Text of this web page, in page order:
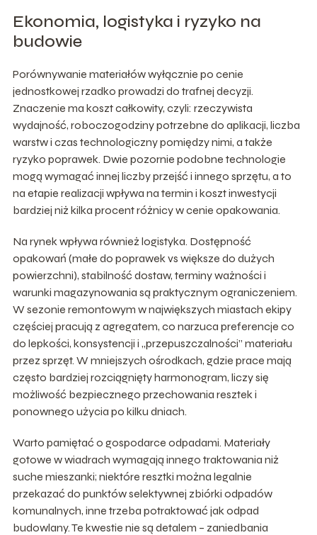
Ekonomia, logistyka i ryzyko na
budowie
Porównywanie materiałów wyłącznie po cenie
jednostkowej rzadko prowadzi do trafnej decyzji.
Znaczenie ma koszt całkowity, czyli: rzeczywista
wydajność, roboczogodziny potrzebne do aplikacji, liczba
warstw i czas technologiczny pomiędzy nimi, a także
ryzyko poprawek. Dwie pozornie podobne technologie
mogą wymagać innej liczby przejść i innego sprzętu, a to
na etapie realizacji wpływa na termin i koszt inwestycji
bardziej niż kilka procent różnicy w cenie opakowania.
Na rynek wpływa również logistyka. Dostępność
opakowań (małe do poprawek vs większe do dużych
powierzchni), stabilność dostaw, terminy ważności i
warunki magazynowania są praktycznym ograniczeniem.
W sezonie remontowym w największych miastach ekipy
częściej pracują z agregatem, co narzuca preferencje co
do lepkości, konsystencji i „przepuszczalności” materiału
przez sprzęt. W mniejszych ośrodkach, gdzie prace mają
często bardziej rozciągnięty harmonogram, liczy się
możliwość bezpiecznego przechowania resztek i
ponownego użycia po kilku dniach.
Warto pamiętać o gospodarce odpadami. Materiały
gotowe w wiadrach wymagają innego traktowania niż
suche mieszanki; niektóre resztki można legalnie
przekazać do punktów selektywnej zbiórki odpadów
komunalnych, inne trzeba potraktować jak odpad
budowlany. Te kwestie nie są detalem – zaniedbania